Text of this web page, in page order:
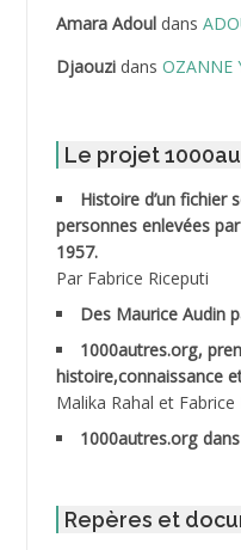
ABDELLI Mohamed
ABDELLI Mohamed *
ABDELMOUMENE
ABDESMED Mohamed
ABDESSELAMI Kouider
ABDESSLEM Ahmed
ABDOUDOU
ABID Mohamed
Amara Adouldans
Djaouzidans OZANNE
Le projet
Histoire d’un fichier
personnes enlevées
1957.
Par Fabrice Riceputi
Des Maurice Audin
1000autres.org,
histoire,connaissance
Malika Rahal et Fabrice
1000autres.org
Repères et